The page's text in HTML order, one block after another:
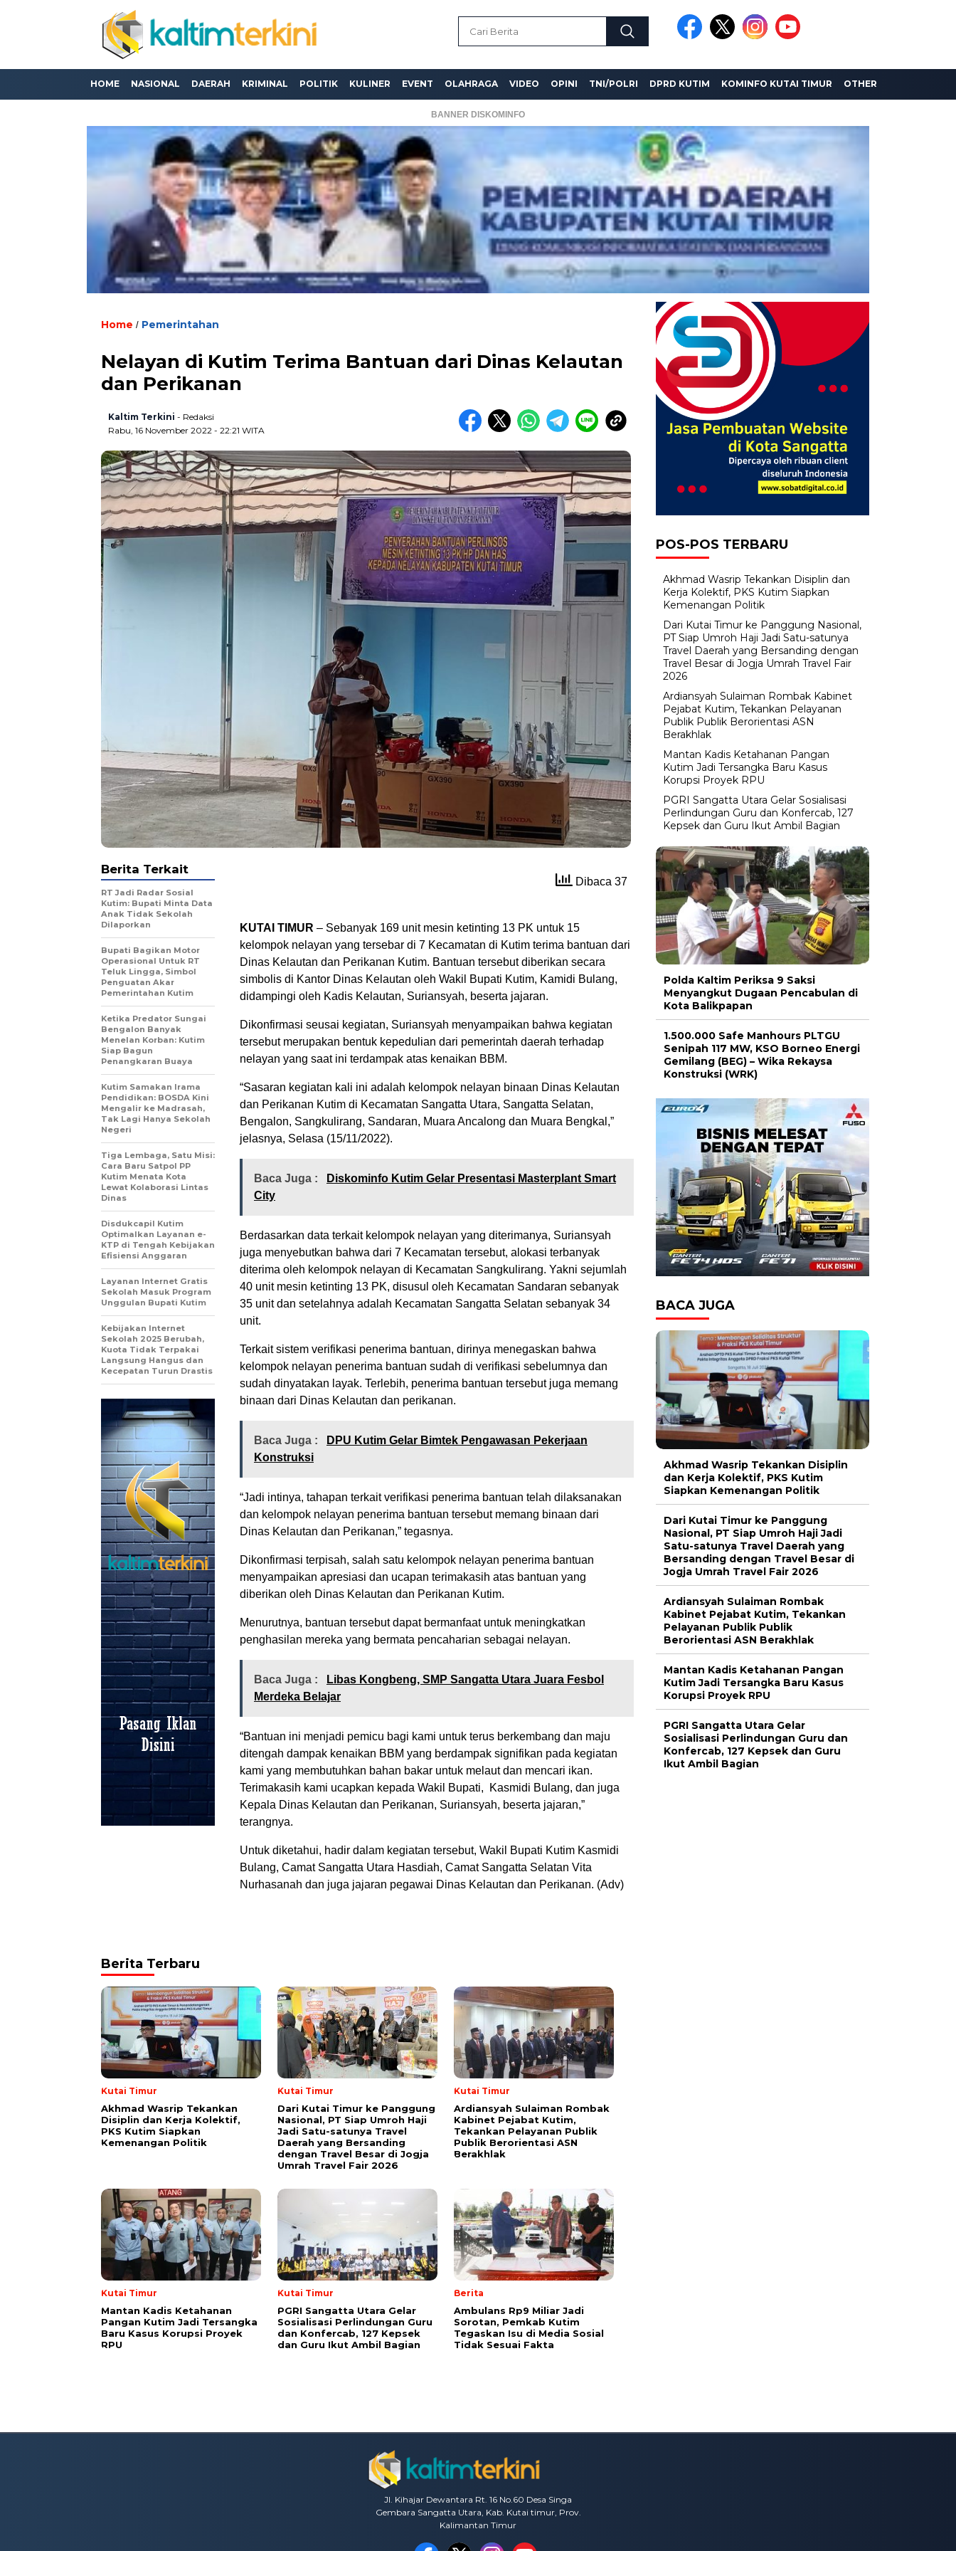
HOME NASIONAL DAERAH KRIMINAL POLITIK KULINER EVENT OLAHRAGA VIDEO OPINI TNI/POLRI DPRD KUTIM KOMINFO KUTAI TIMUR OTHER
BANNER DISKOMINFO
Home / Pemerintahan
Nelayan di Kutim Terima Bantuan dari Dinas Kelautan
dan Perikanan
Kaltim Terkini - Redaksi
Rabu, 16 November 2022 - 22:21 WITA
Dibaca 37
KUTAI TIMUR – Sebanyak 169 unit mesin ketinting 13 PK untuk 15
kelompok nelayan yang tersebar di 7 Kecamatan di Kutim terima bantuan dari
Dinas Kelautan dan Perikanan Kutim. Bantuan tersebut diberikan secara
simbolis di Kantor Dinas Kelautan oleh Wakil Bupati Kutim, Kamidi Bulang,
didampingi oleh Kadis Kelautan, Suriansyah, beserta jajaran.
Dikonfirmasi seusai kegiatan, Suriansyah menyampaikan bahwa kegiatan
tersebut merupakan bentuk kepedulian dari pemerintah daerah terhadap
nelayan yang saat ini terdampak atas kenaikan BBM.
“Sasaran kegiatan kali ini adalah kelompok nelayan binaan Dinas Kelautan
dan Perikanan Kutim di Kecamatan Sangatta Utara, Sangatta Selatan,
Bengalon, Sangkulirang, Sandaran, Muara Ancalong dan Muara Bengkal,”
jelasnya, Selasa (15/11/2022).
Baca Juga :
Diskominfo Kutim Gelar Presentasi Masterplant Smart
City
Berdasarkan data terkait kelompok nelayan yang diterimanya, Suriansyah
juga menyebutkan bahwa dari 7 Kecamatan tersebut, alokasi terbanyak
diterima oleh kelompok nelayan di Kecamatan Sangkulirang. Yakni sejumlah
40 unit mesin ketinting 13 PK, disusul oleh Kecamatan Sandaran sebanyak
35 unit dan setelahnya adalah Kecamatan Sangatta Selatan sebanyak 34
unit.
Terkait sistem verifikasi penerima bantuan, dirinya menegaskan bahwa
kelompok nelayan penerima bantuan sudah di verifikasi sebelumnya dan
sudah dinyatakan layak. Terlebih, penerima bantuan tersebut juga memang
binaan dari Dinas Kelautan dan perikanan.
Baca Juga :
DPU Kutim Gelar Bimtek Pengawasan Pekerjaan
Konstruksi
“Jadi intinya, tahapan terkait verifikasi penerima bantuan telah dilaksanakan
dan kelompok nelayan penerima bantuan tersebut memang binaan dari
Dinas Kelautan dan Perikanan,” tegasnya.
Dikonfirmasi terpisah, salah satu kelompok nelayan penerima bantuan
menyampaikan apresiasi dan ucapan terimakasih atas bantuan yang
diberikan oleh Dinas Kelautan dan Perikanan Kutim.
Menurutnya, bantuan tersebut dapat bermanfaat untuk meningkatkan
penghasilan mereka yang bermata pencaharian sebagai nelayan.
Baca Juga :
Libas Kongbeng, SMP Sangatta Utara Juara Fesbol
Merdeka Belajar
“Bantuan ini menjadi pemicu bagi kami untuk terus berkembang dan maju
ditengah dampak kenaikan BBM yang berdampak signifikan pada kegiatan
kami yang membutuhkan bahan bakar untuk melaut dan mencari ikan.
Terimakasih kami ucapkan kepada Wakil Bupati, Kasmidi Bulang, dan juga
Kepala Dinas Kelautan dan Perikanan, Suriansyah, beserta jajaran,”
terangnya.
Untuk diketahui, hadir dalam kegiatan tersebut, Wakil Bupati Kutim Kasmidi
Bulang, Camat Sangatta Utara Hasdiah, Camat Sangatta Selatan Vita
Nurhasanah dan juga jajaran pegawai Dinas Kelautan dan Perikanan. (Adv)
Berita Terkait
RT Jadi Radar Sosial
Kutim: Bupati Minta Data
Anak Tidak Sekolah
Dilaporkan
Bupati Bagikan Motor
Operasional Untuk RT
Teluk Lingga, Simbol
Penguatan Akar
Pemerintahan Kutim
Ketika Predator Sungai
Bengalon Banyak
Menelan Korban: Kutim
Siap Bagun
Penangkaran Buaya
Kutim Samakan Irama
Pendidikan: BOSDA Kini
Mengalir ke Madrasah,
Tak Lagi Hanya Sekolah
Negeri
Tiga Lembaga, Satu Misi:
Cara Baru Satpol PP
Kutim Menata Kota
Lewat Kolaborasi Lintas
Dinas
Disdukcapil Kutim
Optimalkan Layanan e-
KTP di Tengah Kebijakan
Efisiensi Anggaran
Layanan Internet Gratis
Sekolah Masuk Program
Unggulan Bupati Kutim
Kebijakan Internet
Sekolah 2025 Berubah,
Kuota Tidak Terpakai
Langsung Hangus dan
Kecepatan Turun Drastis
Berita Terbaru
Kutai Timur
Akhmad Wasrip Tekankan
Disiplin dan Kerja Kolektif,
PKS Kutim Siapkan
Kemenangan Politik
Kutai Timur
Dari Kutai Timur ke Panggung
Nasional, PT Siap Umroh Haji
Jadi Satu-satunya Travel
Daerah yang Bersanding
dengan Travel Besar di Jogja
Umrah Travel Fair 2026
Kutai Timur
Ardiansyah Sulaiman Rombak
Kabinet Pejabat Kutim,
Tekankan Pelayanan Publik
Publik Berorientasi ASN
Berakhlak
Kutai Timur
Mantan Kadis Ketahanan
Pangan Kutim Jadi Tersangka
Baru Kasus Korupsi Proyek
RPU
Kutai Timur
PGRI Sangatta Utara Gelar
Sosialisasi Perlindungan Guru
dan Konfercab, 127 Kepsek
dan Guru Ikut Ambil Bagian
Berita
Ambulans Rp9 Miliar Jadi
Sorotan, Pemkab Kutim
Tegaskan Isu di Media Sosial
Tidak Sesuai Fakta
POS-POS TERBARU
Akhmad Wasrip Tekankan Disiplin dan
Kerja Kolektif, PKS Kutim Siapkan
Kemenangan Politik
Dari Kutai Timur ke Panggung Nasional,
PT Siap Umroh Haji Jadi Satu-satunya
Travel Daerah yang Bersanding dengan
Travel Besar di Jogja Umrah Travel Fair
2026
Ardiansyah Sulaiman Rombak Kabinet
Pejabat Kutim, Tekankan Pelayanan
Publik Publik Berorientasi ASN
Berakhlak
Mantan Kadis Ketahanan Pangan
Kutim Jadi Tersangka Baru Kasus
Korupsi Proyek RPU
PGRI Sangatta Utara Gelar Sosialisasi
Perlindungan Guru dan Konfercab, 127
Kepsek dan Guru Ikut Ambil Bagian
Polda Kaltim Periksa 9 Saksi
Menyangkut Dugaan Pencabulan di
Kota Balikpapan
1.500.000 Safe Manhours PLTGU
Senipah 117 MW, KSO Borneo Energi
Gemilang (BEG) – Wika Rekaysa
Konstruksi (WRK)
BACA JUGA
Akhmad Wasrip Tekankan Disiplin
dan Kerja Kolektif, PKS Kutim
Siapkan Kemenangan Politik
Dari Kutai Timur ke Panggung
Nasional, PT Siap Umroh Haji Jadi
Satu-satunya Travel Daerah yang
Bersanding dengan Travel Besar di
Jogja Umrah Travel Fair 2026
Ardiansyah Sulaiman Rombak
Kabinet Pejabat Kutim, Tekankan
Pelayanan Publik Publik
Berorientasi ASN Berakhlak
Mantan Kadis Ketahanan Pangan
Kutim Jadi Tersangka Baru Kasus
Korupsi Proyek RPU
PGRI Sangatta Utara Gelar
Sosialisasi Perlindungan Guru dan
Konfercab, 127 Kepsek dan Guru
Ikut Ambil Bagian
Jl. Kihajar Dewantara Rt. 16 No.60 Desa Singa
Gembara Sangatta Utara, Kab. Kutai timur, Prov.
Kalimantan Timur